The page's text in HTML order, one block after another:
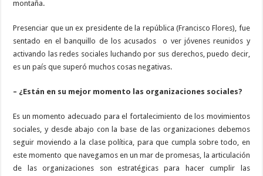
montaña.
Presenciar que un ex presidente de la república (Francisco Flores), fue
sentado en el banquillo de los acusados o ver jóvenes reunidos y
activando las redes sociales luchando por sus derechos, puedo decir,
es un país que superó muchos cosas negativas.
– ¿Están en su mejor momento las organizaciones sociales?
Es un momento adecuado para el fortalecimiento de los movimientos
sociales, y desde abajo con la base de las organizaciones debemos
seguir moviendo a la clase política, para que cumpla sobre todo, en
este momento que navegamos en un mar de promesas, la articulación
de las organizaciones son estratégicas para hacer cumplir las